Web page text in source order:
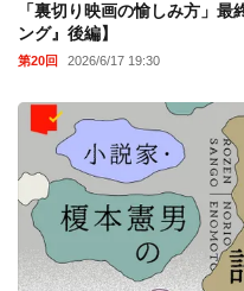
「裏切り映画の愉しみ方」
ング』後編】
第20回 2026/6/17 19:30